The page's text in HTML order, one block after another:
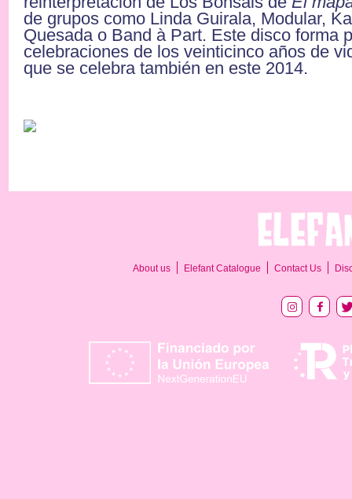
de grupos como Linda Guirala, Modular,
Quesada o Band à Part. Este disco forma
celebraciones de los veinticinco años de
que se celebra también en este 2014.
About us Elefant Catalogue Contact Us